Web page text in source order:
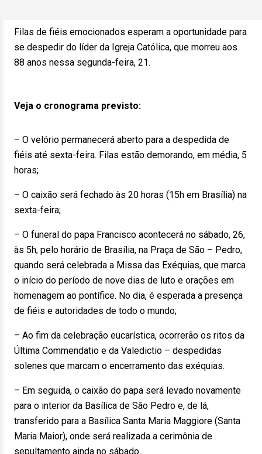
Filas de fiéis emocionados esperam a oportunidade para
se despedir do líder da Igreja Católica, que morreu aos
88 anos nessa segunda-feira, 21.
Veja o cronograma previsto:
– O velório permanecerá aberto para a despedida de
fiéis até sexta-feira. Filas estão demorando, em média, 5
horas;
– O caixão será fechado às 20 horas (15h em Brasília) na
sexta-feira;
– O funeral do papa Francisco acontecerá no sábado, 26,
às 5h, pelo horário de Brasília, na Praça de São – Pedro,
quando será celebrada a Missa das Exéquias, que marca
o início do período de nove dias de luto e orações em
homenagem ao pontífice. No dia, é esperada a presença
de fiéis e autoridades de todo o mundo;
– Ao fim da celebração eucarística, ocorrerão os ritos da
Última Commendatio e da Valedictio – despedidas
solenes que marcam o encerramento das exéquias.
– Em seguida, o caixão do papa será levado novamente
para o interior da Basílica de São Pedro e, de lá,
transferido para a Basílica Santa Maria Maggiore (Santa
Maria Maior), onde será realizada a cerimônia de
sepultamento ainda no sábado.